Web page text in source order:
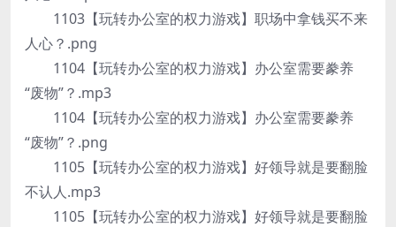
1103【玩转办公室的权力游戏】职场中拿钱买不来
人心？.png
1104【玩转办公室的权力游戏】办公室需要豢养
“废物”？.mp3
1104【玩转办公室的权力游戏】办公室需要豢养
“废物”？.png
1105【玩转办公室的权力游戏】好领导就是要翻脸
不认人.mp3
1105【玩转办公室的权力游戏】好领导就是要翻脸